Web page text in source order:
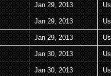
Jan 29, 2013
Jan 29, 2013
Jan 29, 2013
Jan 30, 2013
Jan 30, 2013